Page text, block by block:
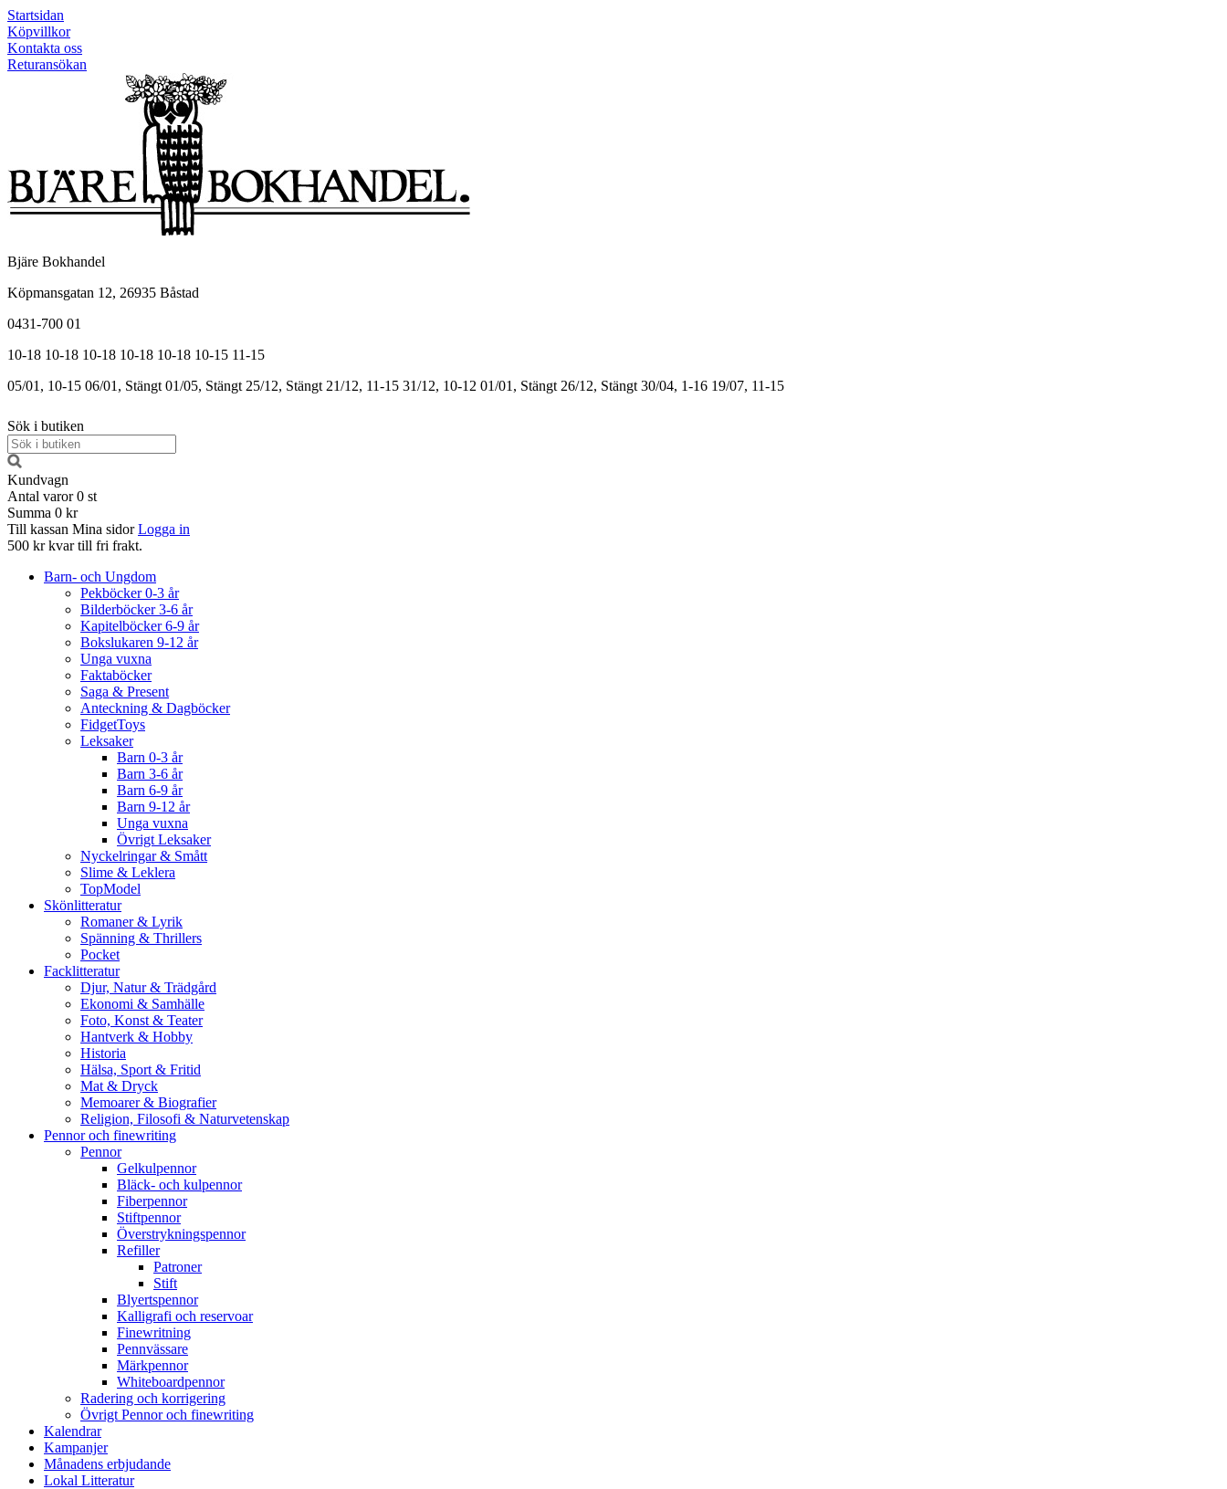
Startsidan
Köpvillkor
Kontakta oss
Returansökan
Bjäre Bokhandel
Köpmansgatan 12, 26935 Båstad
0431-700 01
10-18 10-18 10-18 10-18 10-18 10-15 11-15
05/01, 10-15 06/01, Stängt 01/05, Stängt 25/12, Stängt 21/12, 11-15 31/12, 10-12 01/01, Stängt 26/12, Stängt 30/04, 1-16 19/07, 11-15
Sök i butiken
Kundvagn
Antal varor 0 st
Summa 0 kr
Till kassan Mina sidor Logga in
500 kr kvar till fri frakt.
Barn- och Ungdom
Pekböcker 0-3 år
Bilderböcker 3-6 år
Kapitelböcker 6-9 år
Bokslukaren 9-12 år
Unga vuxna
Faktaböcker
Saga & Present
Anteckning & Dagböcker
FidgetToys
Leksaker
Barn 0-3 år
Barn 3-6 år
Barn 6-9 år
Barn 9-12 år
Unga vuxna
Övrigt Leksaker
Nyckelringar & Smått
Slime & Leklera
TopModel
Skönlitteratur
Romaner & Lyrik
Spänning & Thrillers
Pocket
Facklitteratur
Djur, Natur & Trädgård
Ekonomi & Samhälle
Foto, Konst & Teater
Hantverk & Hobby
Historia
Hälsa, Sport & Fritid
Mat & Dryck
Memoarer & Biografier
Religion, Filosofi & Naturvetenskap
Pennor och finewriting
Pennor
Gelkulpennor
Bläck- och kulpennor
Fiberpennor
Stiftpennor
Överstrykningspennor
Refiller
Patroner
Stift
Blyertspennor
Kalligrafi och reservoar
Finewritning
Pennvässare
Märkpennor
Whiteboardpennor
Radering och korrigering
Övrigt Pennor och finewriting
Kalendrar
Kampanjer
Månadens erbjudande
Lokal Litteratur